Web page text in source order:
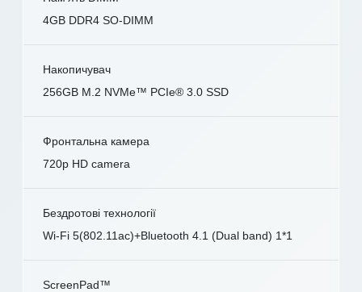
4GB DDR4 SO-DIMM
Накопичувач
256GB M.2 NVMe™ PCIe® 3.0 SSD
Фронтальна камера
720p HD camera
Бездротові технології
Wi-Fi 5(802.11ac)+Bluetooth 4.1 (Dual band) 1*1
ScreenPad™